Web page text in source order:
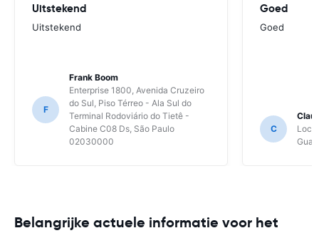
Uitstekend
Uitstekend
F
Frank Boom
Enterprise 1800, Avenida Cruzeiro
do Sul, Piso Térreo - Ala Sul do
Terminal Rodoviário do Tietê -
Cabine C08 Ds, São Paulo
02030000
Goed
Goed
C
Belangrijke actuele informatie voor het